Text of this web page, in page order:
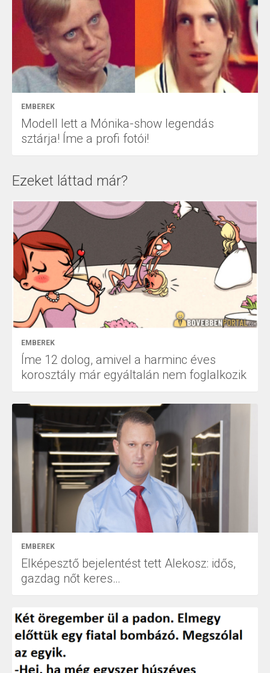
EMBEREK
Modell lett a Mónika-show legendás
sztárja! Íme a profi fotói!
Ezeket láttad már?
EMBEREK
Íme 12 dolog, amivel a harminc éves
korosztály már egyáltalán nem foglalkozik
EMBEREK
Elképesztő bejelentést tett Alekosz: idős,
gazdag nőt keres…